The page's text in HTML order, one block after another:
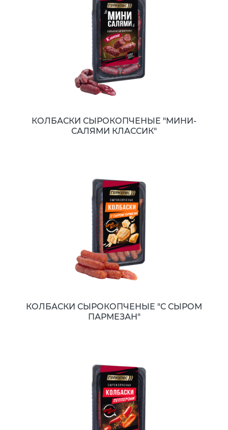
КОЛБАСКИ СЫРОКОПЧЕНЫЕ "МИНИ-
САЛЯМИ КЛАССИК"
КОЛБАСКИ СЫРОКОПЧЕНЫЕ "С СЫРОМ
ПАРМЕЗАН"